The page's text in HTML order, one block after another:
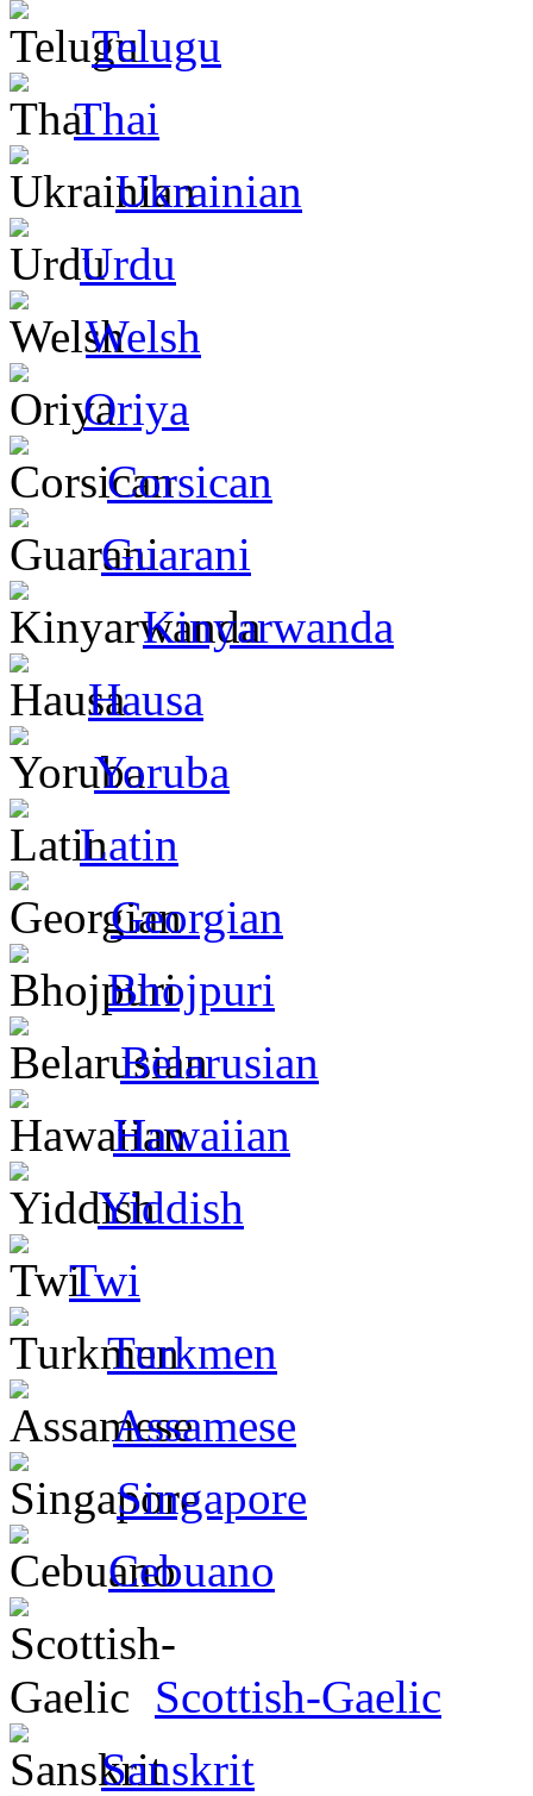
Telugu
Thai
Ukrainian
Urdu
Welsh
Oriya
Corsican
Guarani
Kinyarwanda
Hausa
Yoruba
Latin
Georgian
Bhojpuri
Belarusian
Hawaiian
Yiddish
Twi
Turkmen
Assamese
Singapore
Cebuano
Scottish-Gaelic
Sanskrit